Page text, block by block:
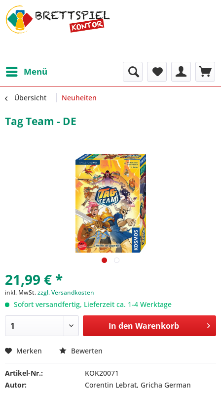
Menü
Übersicht Neuheiten
Tag Team - DE
21,99 € *
inkl. MwSt.zzgl. Versandkosten
Sofort versandfertig, Lieferzeit ca. 1-4 Werktage
In den Warenkorb
Merken Bewerten
Artikel-Nr.:
KOK20071
Autor:
Corentin Lebrat, Gricha German